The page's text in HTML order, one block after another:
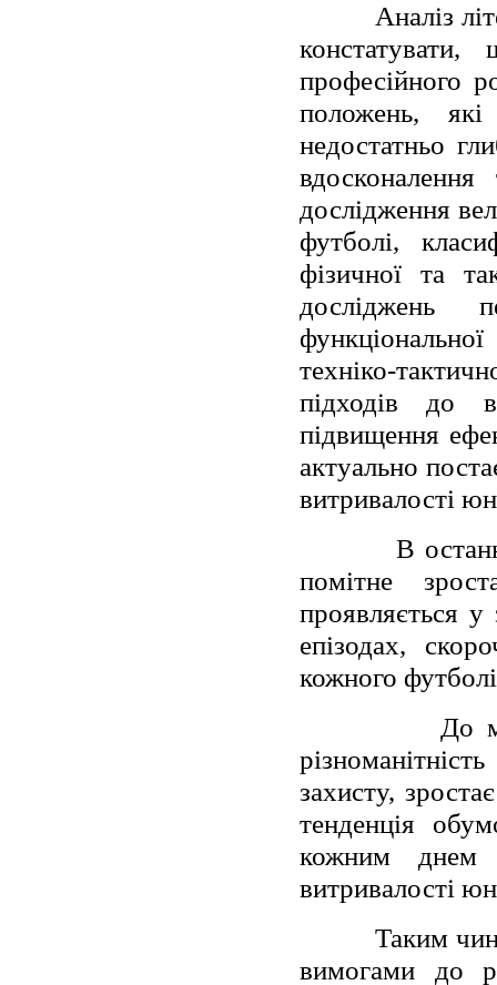
Аналіз
професійного
положень,
недостатньо
дослідження
футболі,
фізичної та
досліджень
техніко-
підходів до
підвищення
актуально
витривалості
В
помітне
проявляється у
епізодах,
кожного
До
захисту,
тенденція
кожним днем
витривалості
Таким
вимогами до